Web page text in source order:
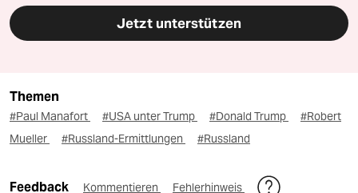
Jetzt unterstützen
Themen
#Paul Manafort #USA unter Trump #Donald Trump
#Robert
Mueller
#Russland-Ermittlungen #Russland
Feedback Kommentieren Fehlerhinweis